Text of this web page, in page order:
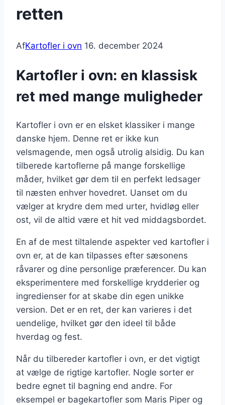
retten
AfKartofler i ovn 16. december 2024
Kartofler i ovn: en klassisk
ret med mange muligheder
Kartofler i ovn er en elsket klassiker i mange
danske hjem. Denne ret er ikke kun
velsmagende, men også utrolig alsidig. Du kan
tilberede kartoflerne på mange forskellige
måder, hvilket gør dem til en perfekt ledsager
til næsten enhver hovedret. Uanset om du
vælger at krydre dem med urter, hvidløg eller
ost, vil de altid være et hit ved middagsbordet.
En af de mest tiltalende aspekter ved kartofler i
ovn er, at de kan tilpasses efter sæsonens
råvarer og dine personlige præferencer. Du kan
eksperimentere med forskellige krydderier og
ingredienser for at skabe din egen unikke
version. Det er en ret, der kan varieres i det
uendelige, hvilket gør den ideel til både
hverdag og fest.
Når du tilbereder kartofler i ovn, er det vigtigt
at vælge de rigtige kartofler. Nogle sorter er
bedre egnet til bagning end andre. For
eksempel er bagekartofler som Maris Piper og